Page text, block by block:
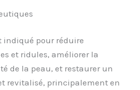
indiqué pour réduire
et ridules, améliorer la
de la peau, et restaurer un
revitalisé, principalement en